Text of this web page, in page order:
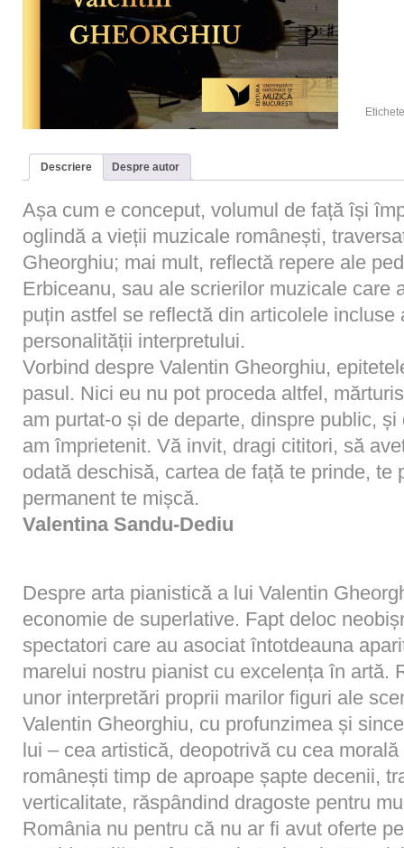
Descriere Despre autor
Așa cum e conceput, volumul de față își
oglindă a vieții muzicale românești,
Gheorghiu; mai mult, reflectă repere ale
Erbiceanu, sau ale scrierilor muzicale care
puțin astfel se reflectă din articolele
personalității interpretului.
Vorbind despre Valentin Gheorghiu,
pasul. Nici eu nu pot proceda altfel,
am purtat-o și de departe, dinspre public,
am împrietenit. Vă invit, dragi cititori, să
odată deschisă, cartea de față te prinde, te
permanent te mișcă.
Valentina Sandu-Dediu
Despre arta pianistică a lui Valentin
economie de superlative. Fapt deloc
spectatori care au asociat întotdeauna
marelui nostru pianist cu excelența în artă.
unor interpretări proprii marilor figuri ale
Valentin Gheorghiu, cu profunzimea și
lui – cea artistică, deopotrivă cu cea
românești timp de aproape șapte decenii,
verticalitate, răspândind dragoste pentru
România nu pentru că nu ar fi avut oferte